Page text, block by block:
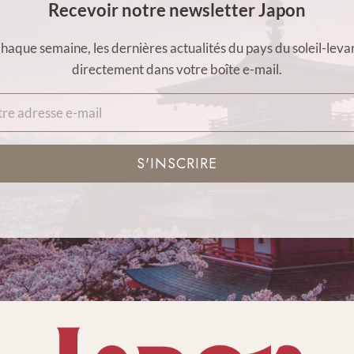
Recevoir notre newsletter Japon
semaine, les dernières actualités du pays du soleil-
directement dans votre boîte e-mail.
S'INSCRIRE